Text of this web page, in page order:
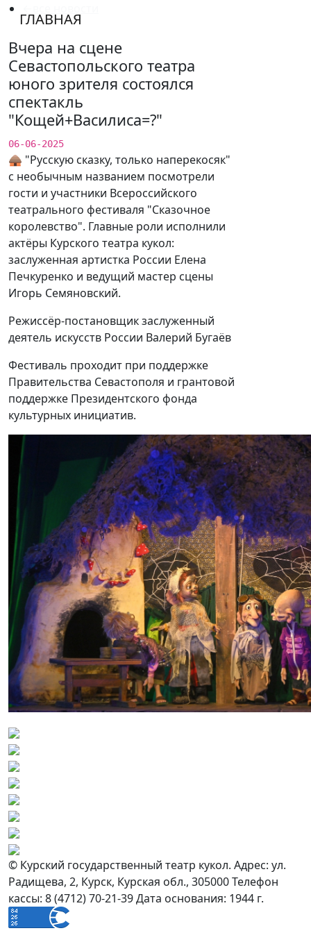
ГЛАВНАЯ
Вчера на сцене
Севастопольского театра
юного зрителя состоялся
спектакль
"Кощей+Василиса=?"
06-06-2025
🛖 "Русскую сказку, только наперекосяк"
с необычным названием посмотрели
гости и участники Всероссийского
театрального фестиваля "Сказочное
королевство". Главные роли исполнили
актëры Курского театра кукол:
заслуженная артистка России Елена
Печкуренко и ведущий мастер сцены
Игорь Семяновский.
Режиссёр-постановщик заслуженный
деятель искусств России Валерий Бугаëв
Фестиваль проходит при поддержке
Правительства Севастополя и грантовой
поддержке Президентского фонда
культурных инициатив.
© Курский государственный театр кукол. Адрес: ул.
Радищева, 2, Курск, Курская обл., 305000Телефон
кассы: 8 (4712) 70-21-39Дата основания: 1944 г.